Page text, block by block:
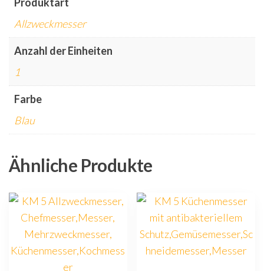
Allzweckmesser
Anzahl der Einheiten
1
Farbe
Blau
Ähnliche Produkte